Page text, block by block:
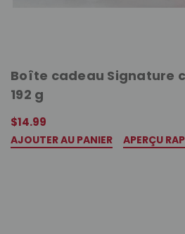
Boîte cadeau Signature
192 g
$14.99
AJOUTER AU PANIER APERÇU